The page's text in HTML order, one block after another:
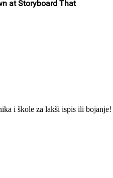
i škole za lakši ispis ili